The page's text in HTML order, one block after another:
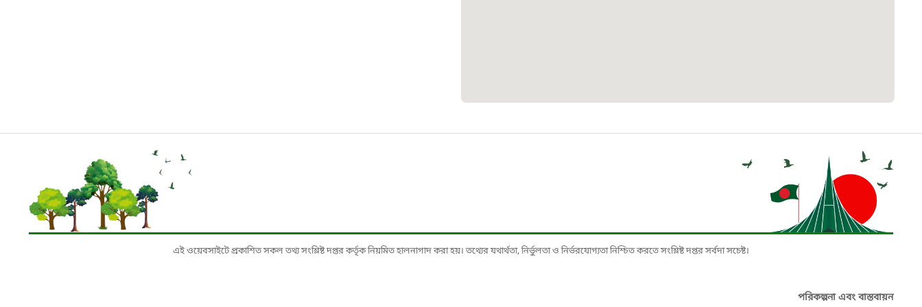
১৬১০৯
বাংলাদেশ কর্মচারী কল্যাণ বোর্ড হটলাইন
০১৯০৮৮৮৮৮৮৮
১৬১১৩
এই ওয়েবসাইটে প্রকাশিত সকল তথ্য সংশ্লিষ্ট দপ্তর কর্তৃক নিয়মিত হালনাগাদ করা হয়। তথ্যের যথার্থতা, নির্ভুলতা ও নির্ভরযোগ্যতা নিশ্চিত করতে সংশ্লিষ্ট দপ্তর সর্বদা সচেষ্ট।
পরিকল্পনা এবং বাস্তবায়ন